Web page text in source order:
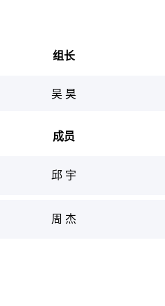
组长
吴 昊
成员
邱 宇
周 杰